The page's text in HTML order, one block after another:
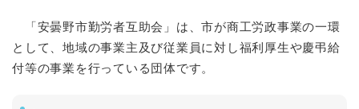
「安曇野市勤労者互助会」は、市が商工労政事業の一環
として、地域の事業主及び従業員に対し福利厚生や慶弔給
付等の事業を行っている団体です。